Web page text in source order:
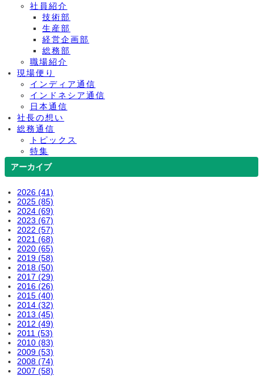
社員紹介
技術部
生産部
経営企画部
総務部
職場紹介
現場便り
インディア通信
インドネシア通信
日本通信
社長の想い
総務通信
トピックス
特集
アーカイブ
2026 (41)
2025 (85)
2024 (69)
2023 (67)
2022 (57)
2021 (68)
2020 (65)
2019 (58)
2018 (50)
2017 (29)
2016 (26)
2015 (40)
2014 (32)
2013 (45)
2012 (49)
2011 (53)
2010 (83)
2009 (53)
2008 (74)
2007 (58)